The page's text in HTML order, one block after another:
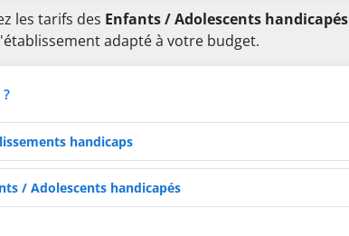
les tarifs des Enfants / Adolescents handicapés
adapté à votre budget.
de soins